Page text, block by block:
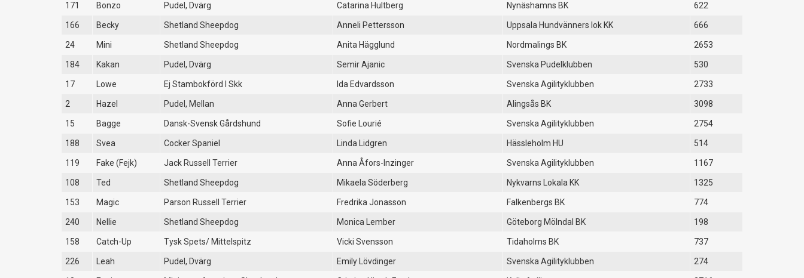
171 Bonzo Pudel, Dvärg Catarina Hultberg Nynäshamns BK 622
166 Becky Shetland Sheepdog Anneli Pettersson Uppsala Hundvänners lok KK 666
24 Mini Shetland Sheepdog Anita Hägglund Nordmalings BK 2653
184 Kakan Pudel, Dvärg Semir Ajanic Svenska Pudelklubben 530
17 Lowe Ej Stambokförd I Skk Ida Edvardsson Svenska Agilityklubben 2733
2 Hazel Pudel, Mellan Anna Gerbert Alingsås BK 3098
15 Bagge Dansk-Svensk Gårdshund Sofie Lourié Svenska Agilityklubben 2754
188 Svea Cocker Spaniel Linda Lidgren Hässleholm HU 514
119 Fake (Fejk) Jack Russell Terrier Anna Åfors-Inzinger Svenska Agilityklubben 1167
108 Ted Shetland Sheepdog Mikaela Söderberg Nykvarns Lokala KK 1325
153 Magic Parson Russell Terrier Fredrika Jonasson Falkenbergs BK 774
240 Nellie Shetland Sheepdog Monica Lember Göteborg Mölndal BK 198
158 Catch-Up Tysk Spets/ Mittelspitz Vicki Svensson Tidaholms BK 737
226 Leah Pudel, Dvärg Emily Lövdinger Svenska Agilityklubben 274